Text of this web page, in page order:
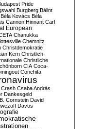
Pride
Burgberg Bálint
Béla Kovács Béla
Cannon Hinnant Carl
European
Chanukka
Chemnitz
Christdemokratie
Kern Christlich-
Christliche
CIA Coca-
Conchita
Crash Csaba András
Dankesgeld
Cornstein David
Davos